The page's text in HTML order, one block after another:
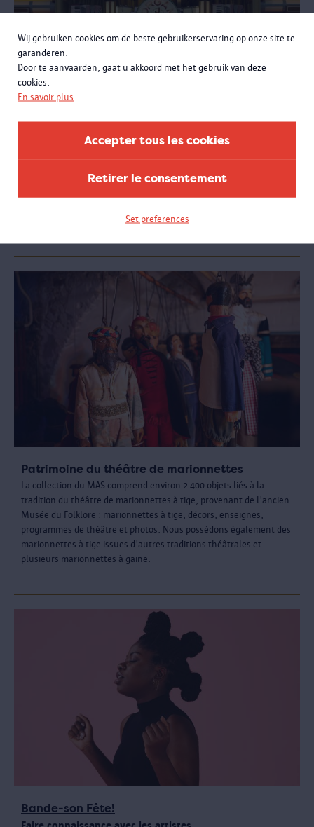
Wij gebruiken cookies om de beste gebruikerservaring op onze site te
garanderen.
Door te aanvaarden, gaat u akkoord met het gebruik van deze
cookies.
En savoir plus
Accepter tous les cookies
Retirer le consentement
Set preferences
Patrimoine du théâtre de marionnettes
La collection du MAS comprend environ 2 400 objets liés à la
tradition du théâtre de marionnettes à tige, provenant de l'ancien
Musée du Folklore : marionnettes à tige, décors, enseignes,
programmes de théâtre et photos. Nous possédons également des
marionnettes à tige issues d'autres traditions théâtrales et
plusieurs marionnettes à gaine.
Bande-son Fête!